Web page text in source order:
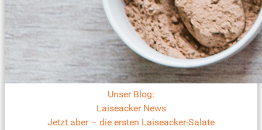
Unser Blog:
Laiseacker News
Jetzt aber – die ersten Laiseacker-Salate